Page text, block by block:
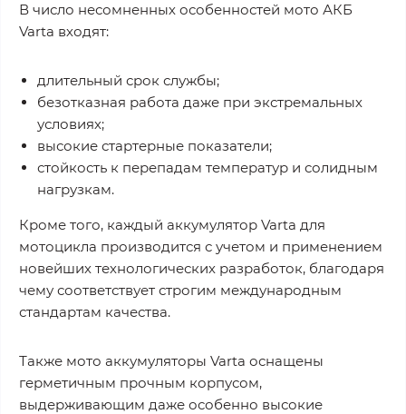
В число несомненных особенностей мото АКБ
Varta входят:
длительный срок службы;
безотказная работа даже при экстремальных
условиях;
высокие стартерные показатели;
стойкость к перепадам температур и солидным
нагрузкам.
Кроме того, каждый аккумулятор Varta для
мотоцикла производится с учетом и применением
новейших технологических разработок, благодаря
чему соответствует строгим международным
стандартам качества.
Также мото аккумуляторы Varta оснащены
герметичным прочным корпусом,
выдерживающим даже особенно высокие